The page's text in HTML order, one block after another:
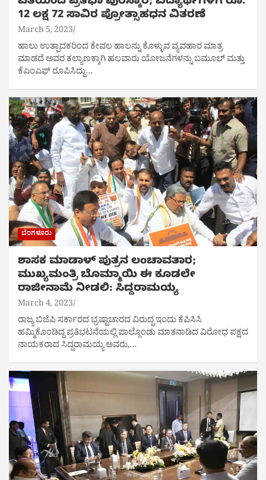
12 ಲಕ್ಷ 72 ಸಾವಿರ ಪ್ರೋತ್ಸಾಹಧನ ವಿತರಣೆ
March 5, 2023
ಹಾಲು ಉತ್ಪಾದಕರಿಂದ ಕೇವಲ ಹಾಲನ್ನು ಕೊಳ್ಳುವ ವ್ಯವಹಾರ ಮಾತ್ರ
ಮಾಡದೆ ಅವರ ಕಲ್ಯಾಣಕ್ಕಾಗಿ ಹಲವಾರು ಯೋಜನೆಗಳನ್ನು ಬಮೂಲ್‌ ಮತ್ತು
ಕೆಎಂಎಫ್ ರೂಪಿಸಿದ್ದು…
ಬೆಂಗಳೂರು
ಶಾಸಕ ಮಾಡಾಳ್ ಪುತ್ರನ ಲಂಚಾವತಾರ;
ಮುಖ್ಯಮಂತ್ರಿ ಬೊಮ್ಮಾಯಿ ಈ ಕೂಡಲೇ
ರಾಜೀನಾಮೆ ನೀಡಲಿ: ಸಿದ್ದರಾಮಯ್ಯ
March 4, 2023
ರಾಜ್ಯ ಬಿಜೆಪಿ ಸರ್ಕಾರದ ಭ್ರಷ್ಟಾಚಾರದ ವಿರುದ್ಧ ಇಂದು ಕೆಪಿಸಿಸಿ
ಹಮ್ಮಿಕೊಂಡಿದ್ದ ಪ್ರತಿಭಟನೆಯಲ್ಲಿ ಪಾಲ್ಗೊಂಡು ಮಾತನಾಡಿದ ವಿರೋಧ ಪಕ್ಷದ
ನಾಯಕರಾದ ಸಿದ್ದರಾಮಯ್ಯ ಅವರು,…